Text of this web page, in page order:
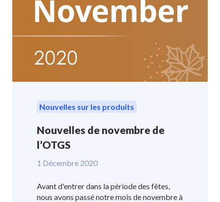
Nouvelles sur les produits
Nouvelles de novembre de
l’OTGS
1 Décembre 2020
Avant d'entrer dans la période des fêtes,
nous avons passé notre mois de novembre à